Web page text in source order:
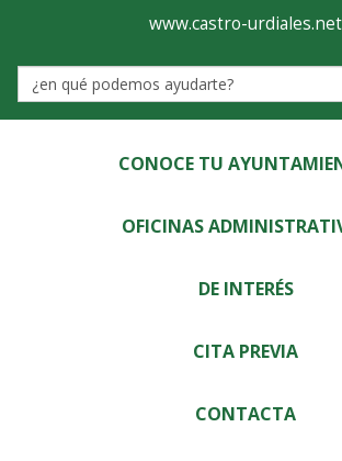
Ayuntamiento
de
Castro-
Urdiales
www.castro-urdiales.net
Label
CONOCE TU
OFICINAS
DE INTERÉS
CITA PREVIA
CONTACTA